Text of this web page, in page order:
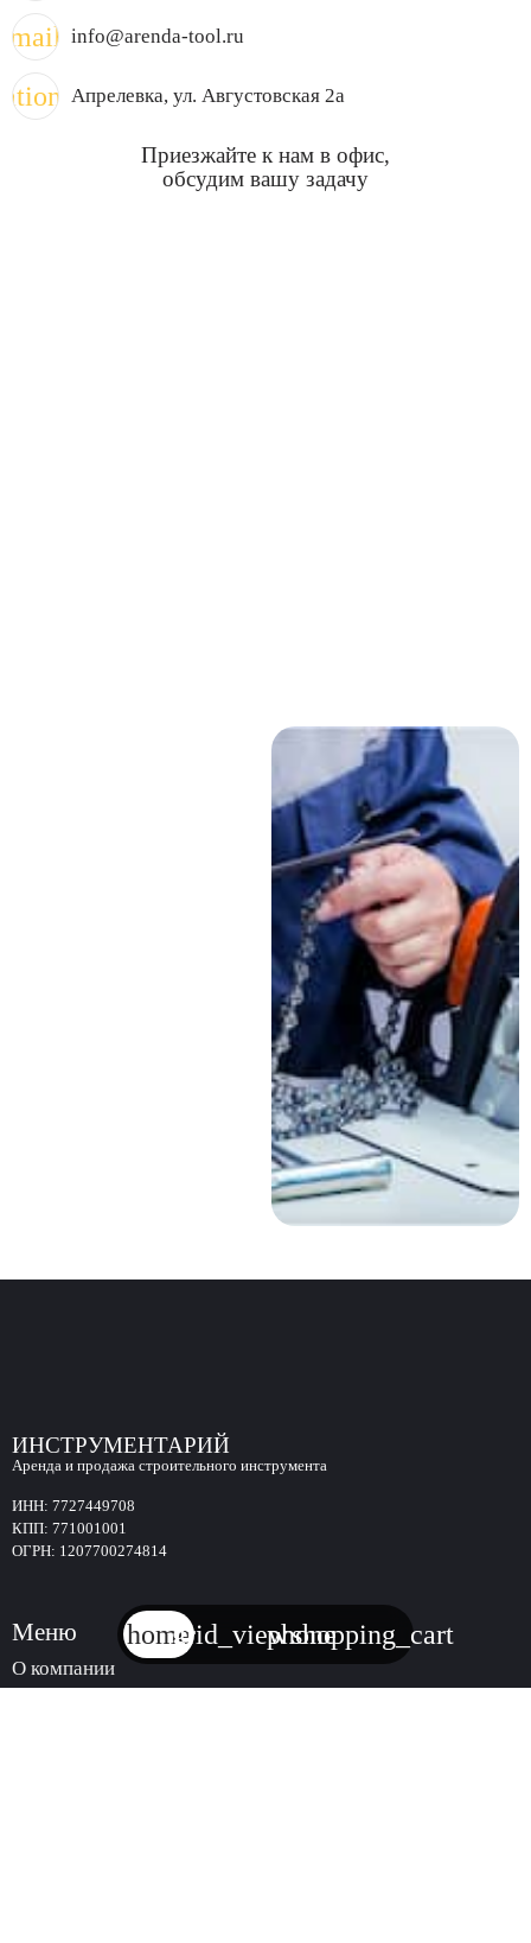
mail info@arenda-tool.ru
Апрелевка, ул. Августовская 2а
Приезжайте к нам в офис,
обсудим вашу задачу
ИНСТРУМЕНТАРИЙ
Аренда и продажа строительного инструмента
ИНН: 7727449708
КПП: 771001001
ОГРН: 1207700274814
Меню
О компании
homegrid_viewphone
shopping_cart